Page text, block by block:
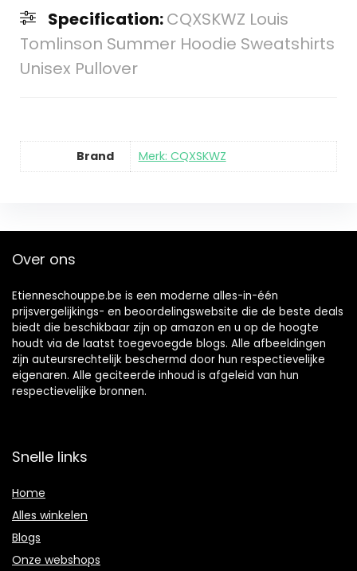
Specification:CQXSKWZ Louis
Tomlinson Summer Hoodie Sweatshirts
Unisex Pullover
Brand Merk: CQXSKWZ
Over ons
Etienneschouppe.be is een moderne alles-in-één
prijsvergelijkings- en beoordelingswebsite die de beste deals
biedt die beschikbaar zijn op amazon en u op de hoogte
houdt via de laatst toegevoegde blogs. Alle afbeeldingen
zijn auteursrechtelijk beschermd door hun respectievelijke
eigenaren. Alle geciteerde inhoud is afgeleid van hun
respectievelijke bronnen.
Snelle links
Home
Alles winkelen
Blogs
Onze webshops